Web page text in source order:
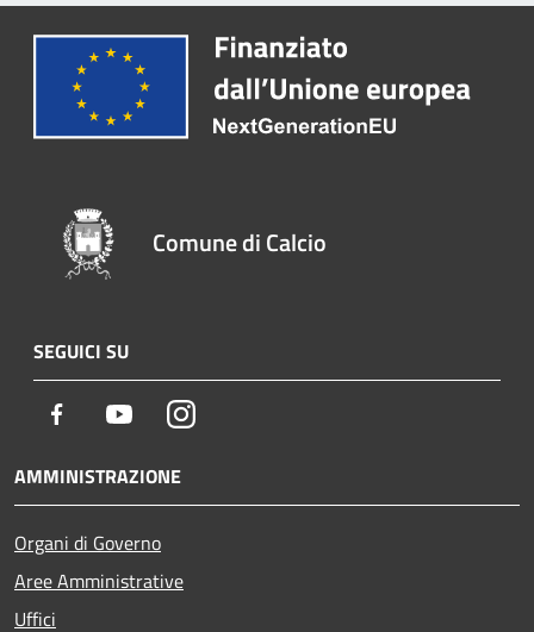
Comune di Calcio
SEGUICI SU
Facebook YoutubeInstagram
AMMINISTRAZIONE
Organi di Governo
Aree Amministrative
Uffici